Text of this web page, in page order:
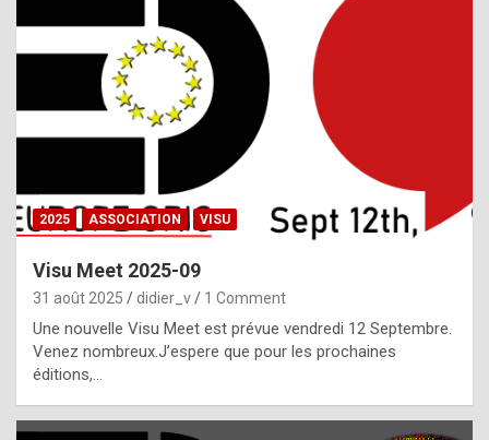
l
,
g
h
t
f
2025 ASSOCIATION VISU
Visu Meet 2025-09
31 août 2025 didier_v 1 Comment
Une nouvelle Visu Meet est prévue vendredi 12 Septembre.
Venez nombreux.J’espere que pour les prochaines
éditions,…